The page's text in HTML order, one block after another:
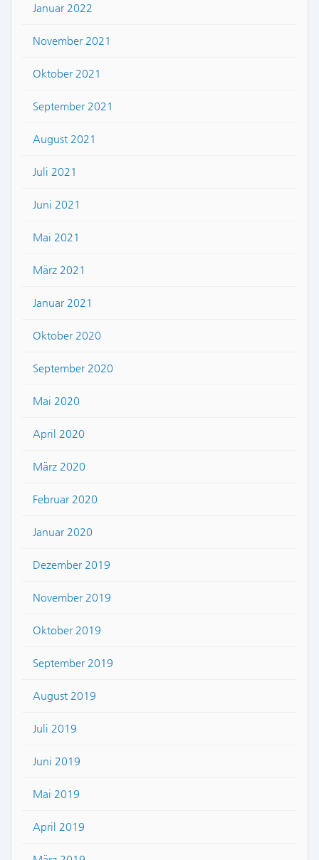
Januar 2022
November 2021
Oktober 2021
September 2021
August 2021
Juli 2021
Juni 2021
Mai 2021
März 2021
Januar 2021
Oktober 2020
September 2020
Mai 2020
April 2020
März 2020
Februar 2020
Januar 2020
Dezember 2019
November 2019
Oktober 2019
September 2019
August 2019
Juli 2019
Juni 2019
Mai 2019
April 2019